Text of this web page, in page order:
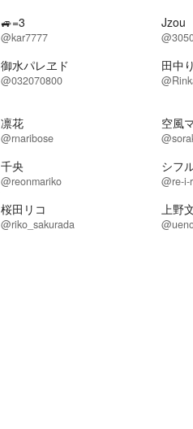
🚙=3
@kar7777
Jzou
御水パレヱド
@032070800
田中
凛花
@rnaribose
空風
千央
@reonmariko
シフ
@re-i-
桜田リコ
@riko_sakurada
上野